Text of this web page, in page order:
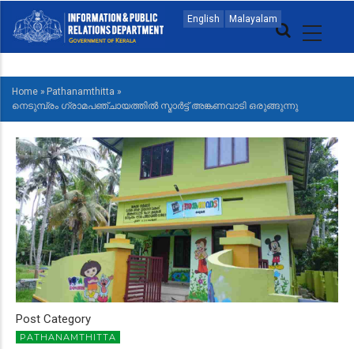
main
English Malayalam
MAIN
NAVIGATION
MALAYALAM
BREADCRUMB
Home » Pathanamthitta »
നെടുമ്പ്രം ഗ്രാമപഞ്ചായത്തില്‍ സ്മാര്‍ട്ട് അങ്കണവാടി ഒരുങ്ങുന്നു
Post Category
PATHANAMTHITTA